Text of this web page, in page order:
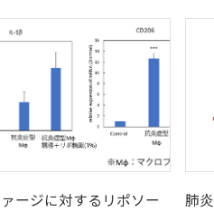
ージに対するリポソー
肺